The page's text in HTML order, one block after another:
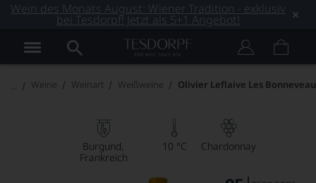
Wein des Monats August: Wiener Tradition - exklusiv
bei Tesdorpf! Jetzt als 5+1 Angebot!
Weine Weinart Weißweine Olivier Leflaive Les
Burgund
Frankreich
10 °C Chardonnay